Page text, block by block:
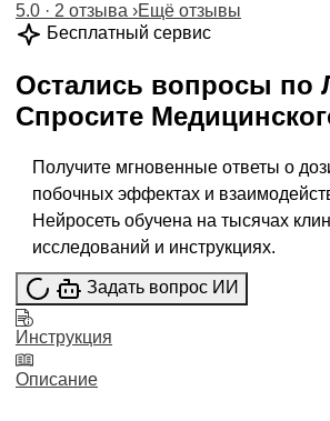
5.0 · 2 отзыва ›Ещё отзывы
Бесплатный сервис
Остались вопросы по
Спросите
Получите мгновенные ответы о
побочных эффектах и
Нейросеть обучена на тысячах
исследований и инструкциях.
Задать вопрос ИИ
Инструкция
Описание